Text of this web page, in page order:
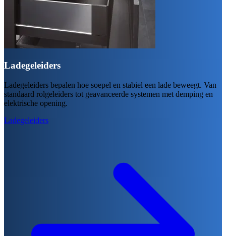
Ladegeleiders
Ladegeleiders bepalen hoe soepel en stabiel een lade beweegt. Van
standaard rolgeleiders tot geavanceerde systemen met demping en
elektrische opening.
Ladegeleiders